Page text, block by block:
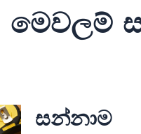
මෙවලම්
සන්නාම